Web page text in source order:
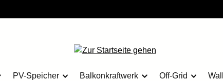
PV-Speicher Balkonkraftwerk Off-Grid